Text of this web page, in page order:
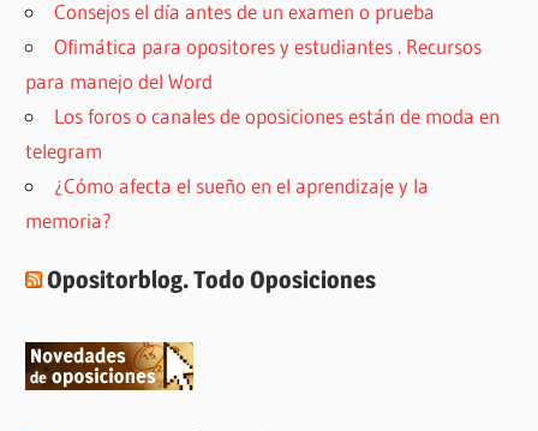
Consejos el día antes de un examen o prueba
Ofimática para opositores y estudiantes . Recursos
para manejo del Word
Los foros o canales de oposiciones están de moda en
telegram
¿Cómo afecta el sueño en el aprendizaje y la
memoria?
Opositorblog. Todo Oposiciones